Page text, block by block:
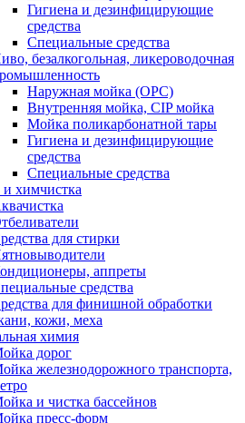
Гигиена и дезинфицирующие
средства
Специальные средства
безалкогольная, ликероводочная
Наружная мойка (ОРС)
Внутренняя мойка, CIP мойка
Мойка поликарбонатной тары
Гигиена и дезинфицирующие
средства
Специальные средства
химчистка
для стирки
аппреты
средства
для финишной обработки
кожи, меха
химия
дорог
железнодорожного транспорта,
и чистка бассейнов
пресс-форм